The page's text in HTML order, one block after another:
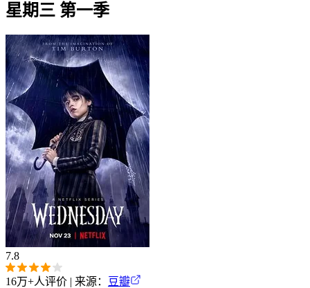
星期三 第一季
7.8
16万+人评价 | 来源： 豆瓣